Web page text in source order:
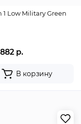
1 Low Military Green
р.
В корзину